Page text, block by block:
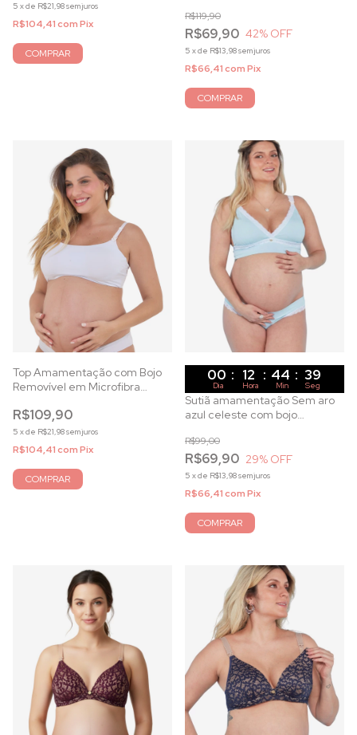
5 xde R$21,98sem juros
R$104,41comPix
COMPRAR
R$69,90
R$119,90
42% OFF
5 xde R$13,98sem juros
R$66,41comPix
COMPRAR
Top Amamentação com Bojo
Removível em Microfibra
R$109,90
5 xde R$21,98sem juros
R$104,41comPix
COMPRAR
00 : 12 : 44 : 37
Dia Hora Min Seg
Sutiã amamentação Sem aro
azul celeste com bojo
R$69,90
R$99,00
29% OFF
5 xde R$13,98sem juros
R$66,41comPix
COMPRAR